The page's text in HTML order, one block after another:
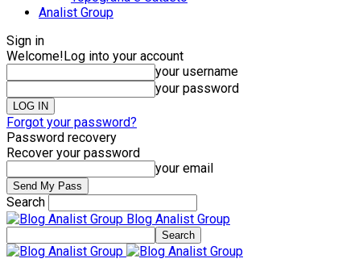
Analist Group
Sign in
Welcome!Log into your account
your username
your password
Forgot your password?
Password recovery
Recover your password
your email
Search
Blog Analist Group